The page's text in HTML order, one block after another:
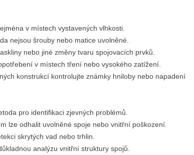
v místech vystavených vlhkosti.
nejsou šrouby nebo matice uvolněné.
nebo jiné změny tvaru spojovacích prvků.
v místech tření nebo vysokého zatížení.
konstrukcí kontrolujte známky hniloby nebo napadení
pro identifikaci zjevných problémů.
lze odhalit uvolněné spoje nebo vnitřní poškození.
skrytých vad nebo trhlin.
analýzu vnitřní struktury spojů.